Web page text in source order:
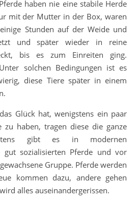
haben nie eine stabile Herde
mit der Mutter in der Box, waren
Stunden auf der Weide und
und später wieder in reine
bis es zum Einreiten ging.
solchen Bedingungen ist es
diese Tiere später in einem
Glück hat, wenigstens ein paar
zu haben, tragen diese die ganze
gibt es in modernen
gut sozialisierten Pferde und vor
Gruppe. Pferde werden
kommen dazu, andere gehen
alles auseinandergerissen.